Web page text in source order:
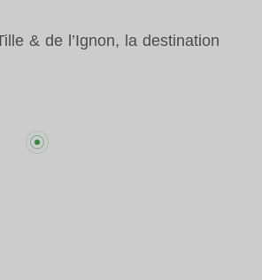
& de l’Ignon, la destination